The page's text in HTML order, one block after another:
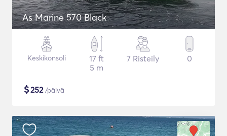
As Marine 570 Black
Keskikonsoli
17 ft
5 m
7 Risteily 0
$252/päivä